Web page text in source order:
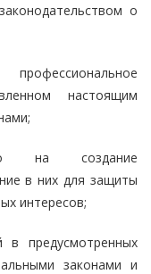
о
настоящим
на создание
в них для защиты
интересов;
в предусмотренных
законами и